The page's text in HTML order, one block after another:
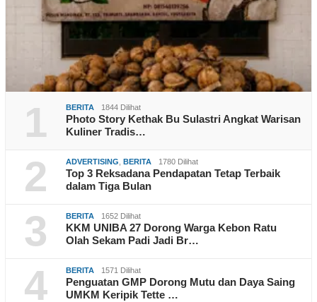
1 BERITA 1844 Dilihat
Photo Story Kethak Bu Sulastri Angkat Warisan
Kuliner Tradis…
2 ADVERTISING BERITA 1780 Dilihat
Top 3 Reksadana Pendapatan Tetap Terbaik
dalam Tiga Bulan
3 BERITA 1652 Dilihat
KKM UNIBA 27 Dorong Warga Kebon Ratu
Olah Sekam Padi Jadi Br…
4 BERITA 1571 Dilihat
Penguatan GMP Dorong Mutu dan Daya Saing
UMKM Keripik Tette …